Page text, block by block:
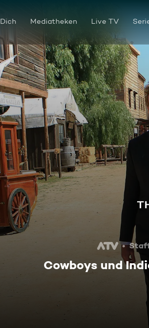
Mediatheken Live TV
Cowboys und